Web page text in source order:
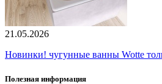
21.05.2026
Новинки! чугунные ванны Wotte
Полезная информация